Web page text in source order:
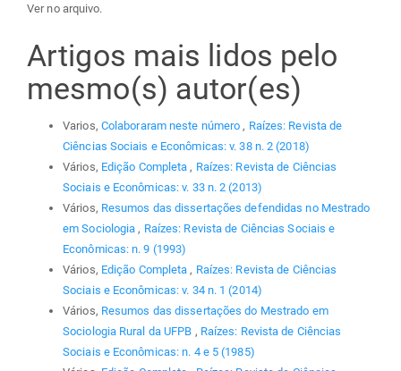
Ver no arquivo.
Artigos mais lidos pelo
mesmo(s) autor(es)
Varios, Colaboraram neste número, Raízes: Revista de
Ciências Sociais e Econômicas: v. 38 n. 2 (2018)
Vários, Edição Completa, Raízes: Revista de Ciências
Sociais e Econômicas: v. 33 n. 2 (2013)
Vários, Resumos das dissertações defendidas no Mestrado
em Sociologia, Raízes: Revista de Ciências Sociais e
Econômicas: n. 9 (1993)
Vários, Edição Completa, Raízes: Revista de Ciências
Sociais e Econômicas: v. 34 n. 1 (2014)
Vários, Resumos das dissertações do Mestrado em
Sociologia Rural da UFPB , Raízes: Revista de Ciências
Sociais e Econômicas: n. 4 e 5 (1985)